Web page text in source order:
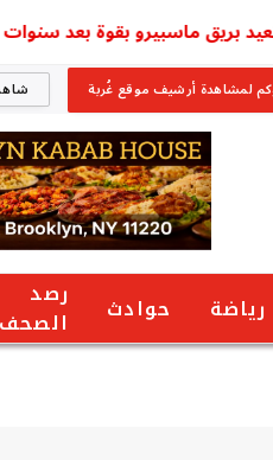
بريق ماسبيرو بقوة بعد سنوات
لمشاهدة أرشيف موقع غُربة
رياضة حوادث
رصد
الصحف